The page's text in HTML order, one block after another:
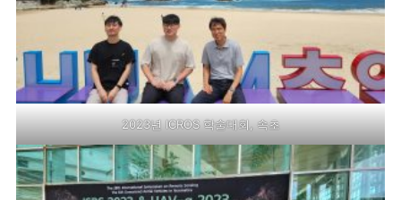
2023년 ICROS 학술대회, 속초